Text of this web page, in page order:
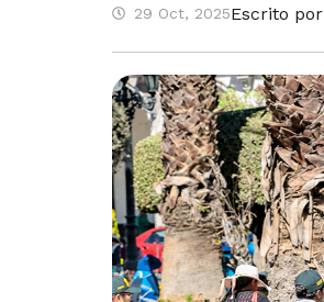
29 Oct, 2025Escrito por